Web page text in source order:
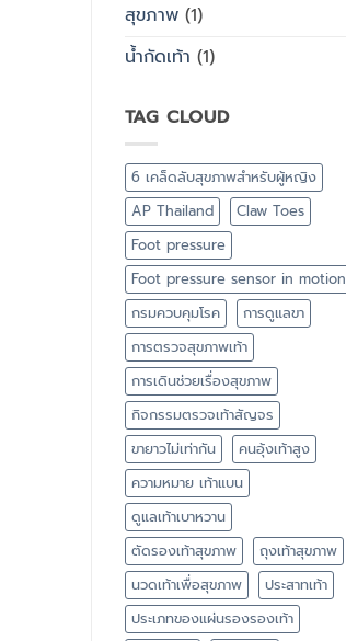
สุขภาพ(1)
น้ำกัดเท้า (1)
TAG CLOUD
6 เคล็ดลับสุขภาพสำหรับผู้หญิง
AP Thailand
Claw Toes
Foot pressure
Foot pressure sensor in motion
กรมควบคุมโรค
การดูแลขา
การตรวจสุขภาพเท้า
การเดินช่วยเรื่องสุขภาพ
กิจกรรมตรวจเท้าสัญจร
ขายาวไม่เท่ากัน
คนอุ้งเท้าสูง
ความหมาย เท้าแบน
ดูแลเท้าเบาหวาน
ตัดรองเท้าสุขภาพ
ถุงเท้าสุขภาพ
นวดเท้าเพื่อสุขภาพ
ประสาทเท้า
ประเภทของแผ่นรองรองเท้า